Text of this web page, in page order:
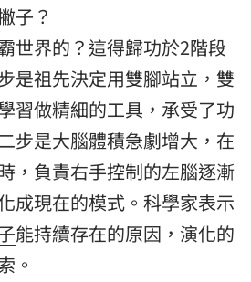
子？
世界的？這得歸功於2階段
是祖先決定用雙腳站立，雙
習做精細的工具，承受了功
步是大腦體積急劇增大，在
，負責右手控制的左腦逐漸
成現在的模式。科學家表示
能持續存在的原因，演化的
。